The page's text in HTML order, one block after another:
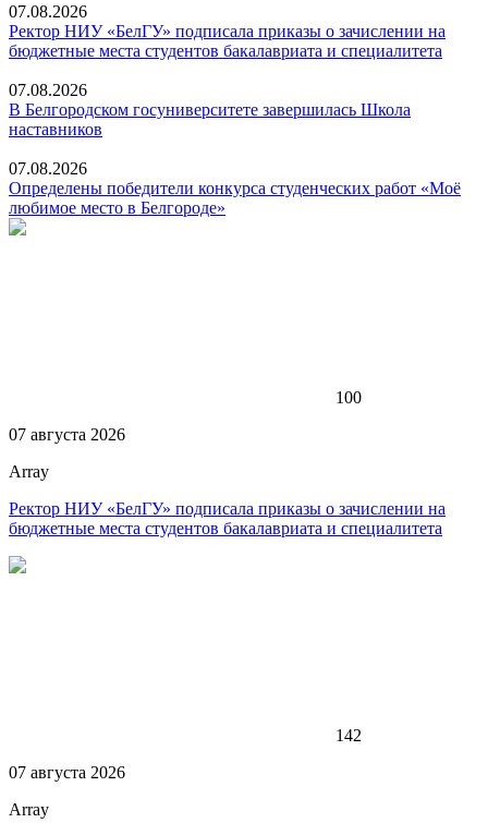
07.08.2026
Ректор НИУ «БелГУ» подписала приказы о зачислении на
бюджетные места студентов бакалавриата и специалитета
07.08.2026
В Белгородском госуниверситете завершилась Школа
наставников
07.08.2026
Определены победители конкурса студенческих работ «Моё
любимое место в Белгороде»
100
07 августа 2026
Array
Ректор НИУ «БелГУ» подписала приказы о зачислении на
бюджетные места студентов бакалавриата и специалитета
142
07 августа 2026
Array